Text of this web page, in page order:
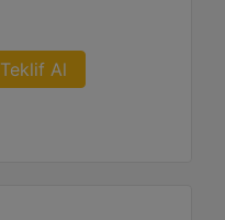
Teklif Al